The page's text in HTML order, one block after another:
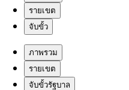
รายเขต
จับขั้ว
ภาพรวม
รายเขต
จับขั้วรัฐบาล